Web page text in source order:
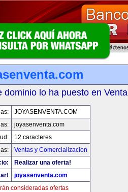
dominio lo ha puesto en Venta
JOYASENVENTA.COM
joyasenventa.com
12 caracteres
Ventas y Comercializacion
Realizar una oferta!
joyasenventa.com
consideradas ofertas